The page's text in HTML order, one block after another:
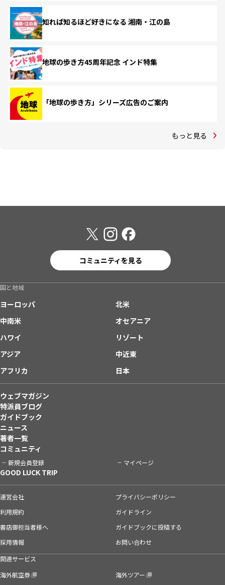
知れば知るほど好きになる 湘南・江の島
地球の歩き方45周年記念 インド特集
「地球の歩き方」シリーズ広告のご案内
もっと見る
コミュニティを見る
国と地域
ヨーロッパ
北米
中南米
オセアニア
ハワイ
リゾート
アジア
中近東
アフリカ
日本
ウェブマガジン
特派員ブログ
ガイドブック
ニュース
著者一覧
コミュニティ
新規会員登録 マイページ
GOOD LUCK TRIP
運営会社
プライバシーポリシー
利用規約
ガイドライン
書店御担当者様へ
ガイドブックに投稿する
採用情報
お問い合わせ
関連サービス
海外航空券
海外ツアー